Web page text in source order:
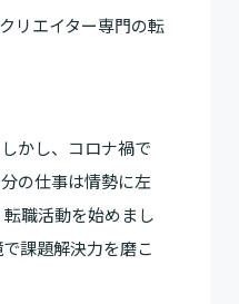
リエイター専門の転
かし、コロナ禍で
の仕事は情勢に左
職活動を始めまし
課題解決力を磨こ